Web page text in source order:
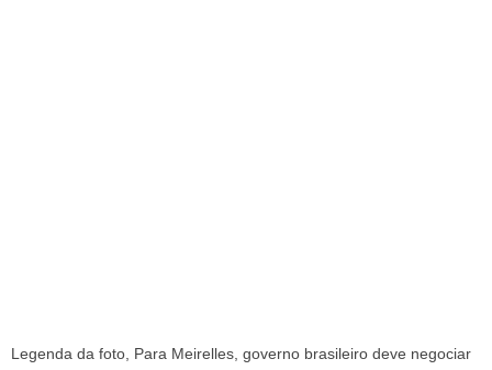
Legenda da foto, Para Meirelles, governo brasileiro deve negociar